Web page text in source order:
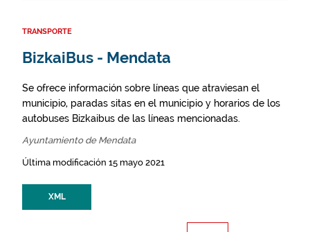
TRANSPORTE
BizkaiBus - Mendata
Se ofrece información sobre líneas que atraviesan el
municipio, paradas sitas en el municipio y horarios de los
autobuses Bizkaibus de las líneas mencionadas.
Ayuntamiento de Mendata
Última modificación 15 mayo 2021
XML